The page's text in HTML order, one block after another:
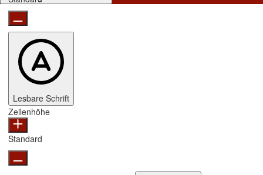
Lesbare Schrift
Zeilenhöhe
Standard